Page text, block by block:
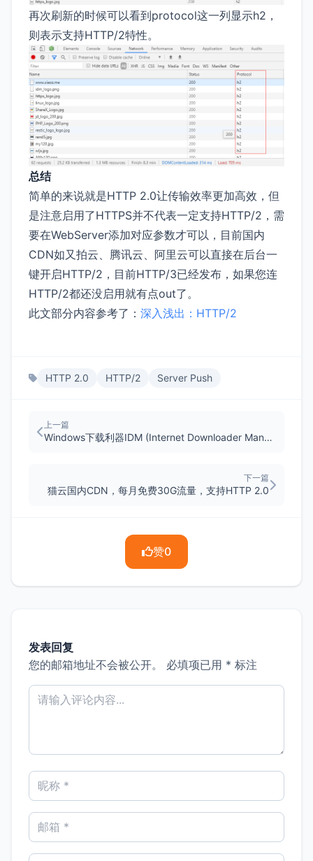
再次刷新的时候可以看到protocol这一列显示h2，
则表示支持HTTP/2特性。
总结
简单的来说就是HTTP 2.0让传输效率更加高效，但
是注意启用了HTTPS并不代表一定支持HTTP/2，需
要在WebServer添加对应参数才可以，目前国内
CDN如又拍云、腾讯云、阿里云可以直接在后台一
键开启HTTP/2，目前HTTP/3已经发布，如果您连
HTTP/2都还没启用就有点out了。
此文部分内容参考了： 深入浅出：HTTP/2
HTTP 2.0 HTTP/2 Server Push
上一篇
Windows下载利器IDM (Internet Downloader Manager)，129元永久版授权
下一篇
猫云国内CDN，每月免费30G流量，支持HTTP 2.0
赞0
发表回复
您的邮箱地址不会被公开。
必填项已用 * 标注